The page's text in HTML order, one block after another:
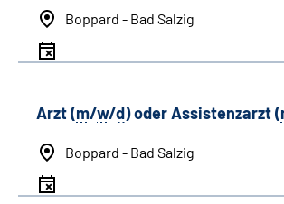
Boppard - Bad Salzig
Arzt (m/w/d) oder Assistenzarzt (
Boppard - Bad Salzig